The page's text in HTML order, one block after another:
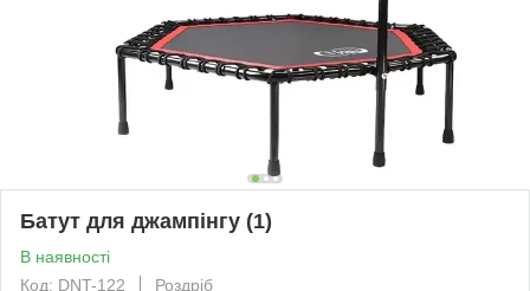
Батут для джампінгу (1)
В наявності
Код: DNT-122
Роздріб